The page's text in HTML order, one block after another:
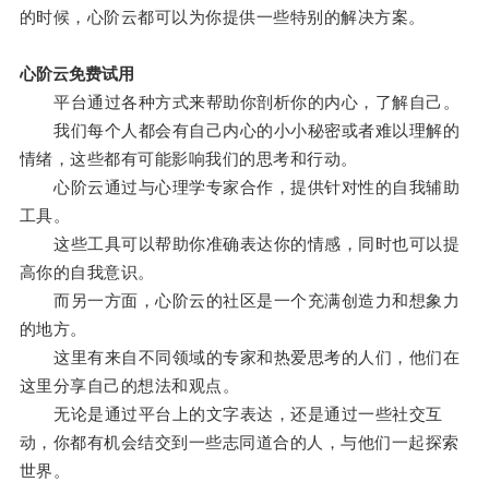
的时候，心阶云都可以为你提供一些特别的解决方案。
心阶云免费试用
平台通过各种方式来帮助你剖析你的内心，了解自己。
我们每个人都会有自己内心的小小秘密或者难以理解的
情绪，这些都有可能影响我们的思考和行动。
心阶云通过与心理学专家合作，提供针对性的自我辅助
工具。
这些工具可以帮助你准确表达你的情感，同时也可以提
高你的自我意识。
而另一方面，心阶云的社区是一个充满创造力和想象力
的地方。
这里有来自不同领域的专家和热爱思考的人们，他们在
这里分享自己的想法和观点。
无论是通过平台上的文字表达，还是通过一些社交互
动，你都有机会结交到一些志同道合的人，与他们一起探索
世界。